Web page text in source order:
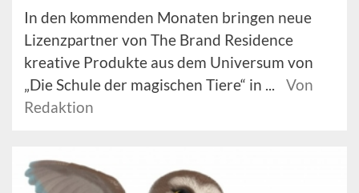
In den kommenden Monaten bringen neue
Lizenzpartner von The Brand Residence
kreative Produkte aus dem Universum von
„Die Schule der magischen Tiere“ in ...
Von
Redaktion